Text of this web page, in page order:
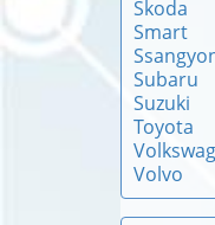
Skoda
Smart
Subaru
Suzuki
Toyota
Volvo